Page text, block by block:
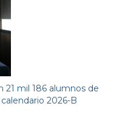
21 mil 186 alumnos de
2026-B